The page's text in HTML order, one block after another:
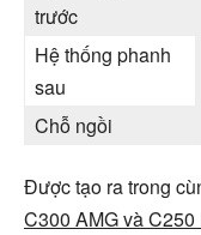
trước
Hệ thống phanh
sau
Chỗ ngồi
Được tạo ra trong
C300 AMG và